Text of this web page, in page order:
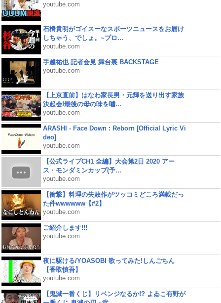
youtube.com
石橋貴明がゴイスーなスポーツニュースをお届け
しちゃう、でしょ。~プロ...
youtube.com
手越祐也 記者会見 舞台裏 BACKSTAGE
youtube.com
【上京直前】はなわ家長男・元輝を送り出す家族
決起会!最後の母の味を噛...
youtube.com
ARASHI - Face Down : Reborn [Official Lyric Vi
deo]
youtube.com
【公式ライブCH1 全編】大会第2日 2020 アー
ス・モンダミンカップ(予...
youtube.com
【衝撃】料理の失敗作がツッコミどころ満載だっ
た件wwwwww【#2】
youtube.com
ご紹介します!!!
youtube.com
夜に駆ける/YOASOBI 歌ってみた!しんごちん
【香取慎吾】
youtube.com
【鬼滅一番くじ】リベンジなるか!? よゐこ有野が